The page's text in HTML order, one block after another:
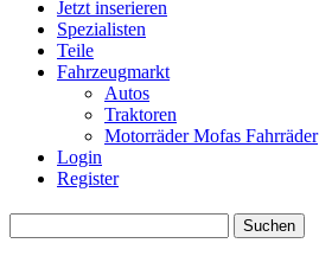
Jetzt inserieren
Spezialisten
Teile
Fahrzeugmarkt
Autos
Traktoren
Motorräder Mofas Fahrräder
Login
Register
nach: